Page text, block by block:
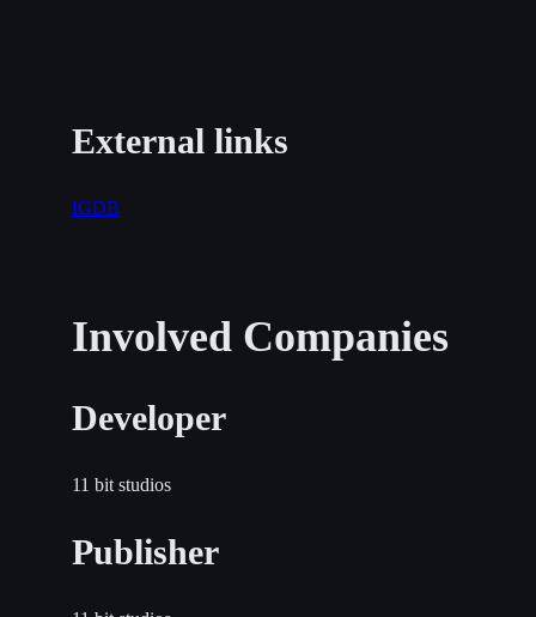
External links
IGDB
Involved Companies
Developer
11 bit studios
Publisher